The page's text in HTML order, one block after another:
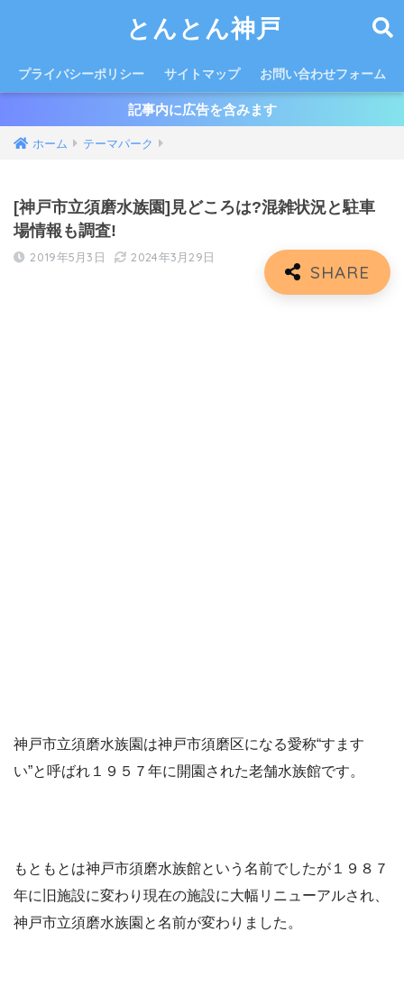
とんとん神戸
プライバシーポリシー サイトマップ お問い合わせフォーム
記事内に広告を含みます
ホーム テーマパーク
[神戸市立須磨水族園]見どころは?混雑状況と駐車
場情報も調査!
2019年5月3日 2024年3月29日
神戸市立須磨水族園は神戸市須磨区になる愛称“すます
い”と呼ばれ１９５７年に開園された老舗水族館です。
もともとは神戸市須磨水族館という名前でしたが１９８７
年に旧施設に変わり現在の施設に大幅リニューアルされ、
神戸市立須磨水族園と名前が変わりました。